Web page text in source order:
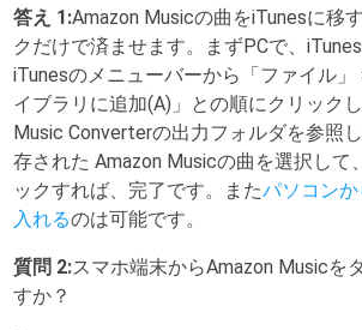
答え 1:Amazon Musicの曲をiTunesに移
クだけで済ませます。まずPCで、
iTunesのメニューバーから「ファイル」
イブラリに追加(A)」との順にクリック
Music Converterの出力フォルダを参照
存された Amazon Musicの曲を選択して
ックすれば、完了です。またパソコン
入れるのは可能です。
質問 2:スマホ端末からAmazon Musicを
すか？